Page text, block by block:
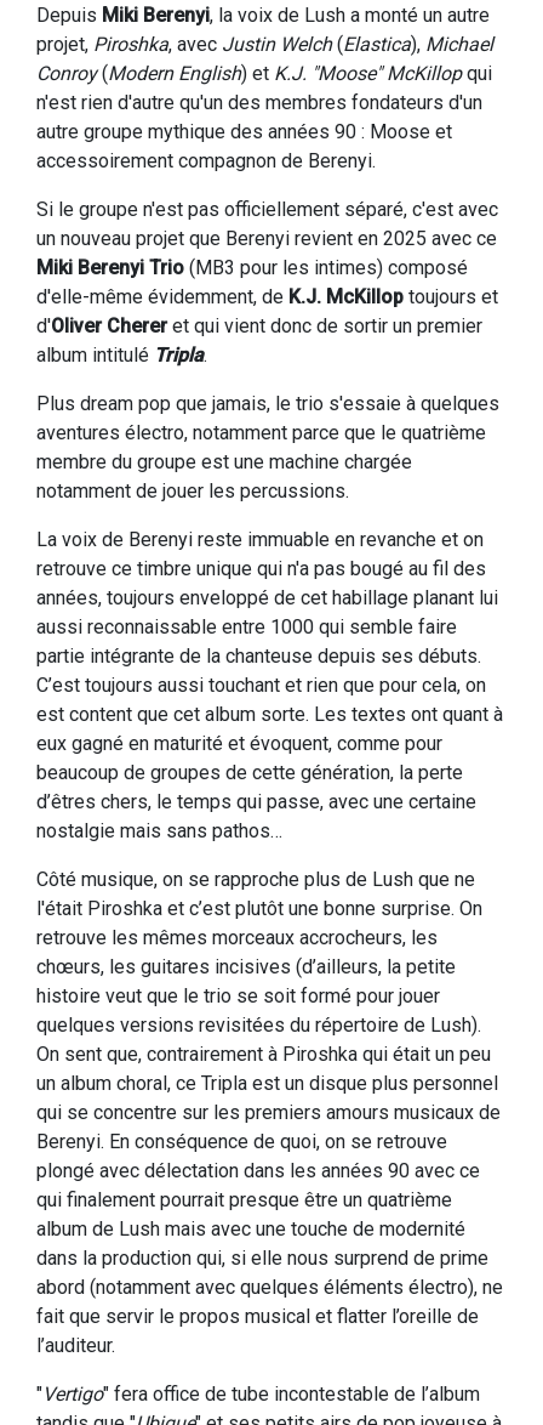
Depuis Miki Berenyi, la voix de Lush a monté un autre
projet, Piroshka, avec Justin Welch(Elastica), Michael
Conroy(Modern English) et K.J. "Moose" McKillopqui
n'est rien d'autre qu'un des membres fondateurs d'un
autre groupe mythique des années 90 : Moose et
accessoirement compagnon de Berenyi.
Si le groupe n'est pas officiellement séparé, c'est avec
un nouveau projet que Berenyi revient en 2025 avec ce
Miki Berenyi Trio (MB3 pour les intimes) composé
d'elle-même évidemment, de K.J. McKillop toujours et
d'Oliver Chereret qui vient donc de sortir un premier
album intitulé Tripla.
Plus dream pop que jamais, le trio s'essaie à quelques
aventures électro, notamment parce que le quatrième
membre du groupe est une machine chargée
notamment de jouer les percussions.
La voix de Berenyi reste immuable en revanche et on
retrouve ce timbre unique qui n'a pas bougé au fil des
années, toujours enveloppé de cet habillage planant lui
aussi reconnaissable entre 1000 qui semble faire
partie intégrante de la chanteuse depuis ses débuts.
C’est toujours aussi touchant et rien que pour cela, on
est content que cet album sorte. Les textes ont quant à
eux gagné en maturité et évoquent, comme pour
beaucoup de groupes de cette génération, la perte
d’êtres chers, le temps qui passe, avec une certaine
nostalgie mais sans pathos…
Côté musique, on se rapproche plus de Lush que ne
l'était Piroshka et c’est plutôt une bonne surprise. On
retrouve les mêmes morceaux accrocheurs, les
chœurs, les guitares incisives (d’ailleurs, la petite
histoire veut que le trio se soit formé pour jouer
quelques versions revisitées du répertoire de Lush).
On sent que, contrairement à Piroshka qui était un peu
un album choral, ce Tripla est un disque plus personnel
qui se concentre sur les premiers amours musicaux de
Berenyi. En conséquence de quoi, on se retrouve
plongé avec délectation dans les années 90 avec ce
qui finalement pourrait presque être un quatrième
album de Lush mais avec une touche de modernité
dans la production qui, si elle nous surprend de prime
abord (notamment avec quelques éléments électro), ne
fait que servir le propos musical et flatter l’oreille de
l’auditeur.
"Vertigo" fera office de tube incontestable de l’album